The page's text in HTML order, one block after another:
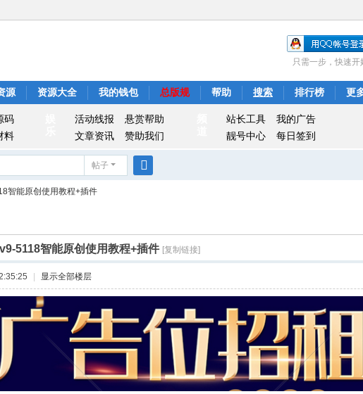
只需一步，快速开
源 资源大全 我的钱包 总版规 帮助 搜索 排行榜 更
码
料
活动线报
悬赏帮助
文章资讯
赞助我们
站长工具
我的广告
靓号中心
每日签到
帖子
智能原创使用教程+插件
5118智能原创使用教程+插件 [复制链接]
显示全部楼层